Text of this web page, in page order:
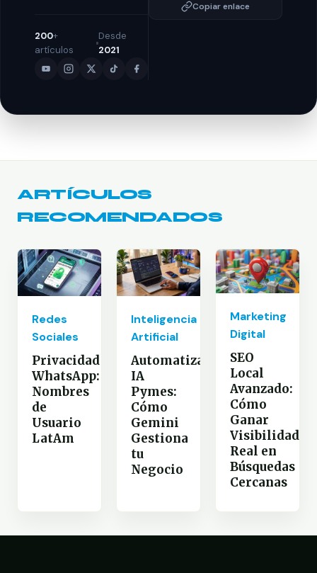
200+
artículos
Desde
2021
Copiar enlace
ARTÍCULOS
RECOMENDADOS
Redes
Sociales
Privacidad
WhatsApp:
Nombres
de
Usuario
LatAm
Inteligencia
Artificial
Automatización
IA
Pymes:
Cómo
Gemini
Gestiona
tu
Negocio
Marketing
Digital
SEO
Local
Avanzado:
Cómo
Ganar
Visibilidad
Real en
Búsquedas
Cercanas